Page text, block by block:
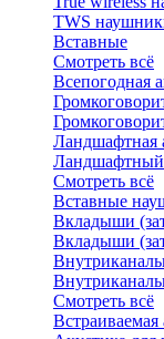
TWS
Вставные
Смотреть всё
Всепогодная
Ландшафтная
Ландшафтный
Смотреть всё
Вставные
Вкладыши
Вкладыши
Смотреть всё
Встраиваемая